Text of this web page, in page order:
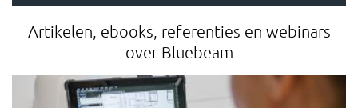
Artikelen, ebooks, referenties en webinars
over Bluebeam